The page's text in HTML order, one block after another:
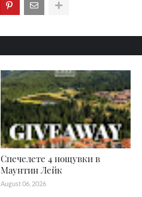
Спечелете 4 нощувки в
Маунтин Лейк
August 06, 2026